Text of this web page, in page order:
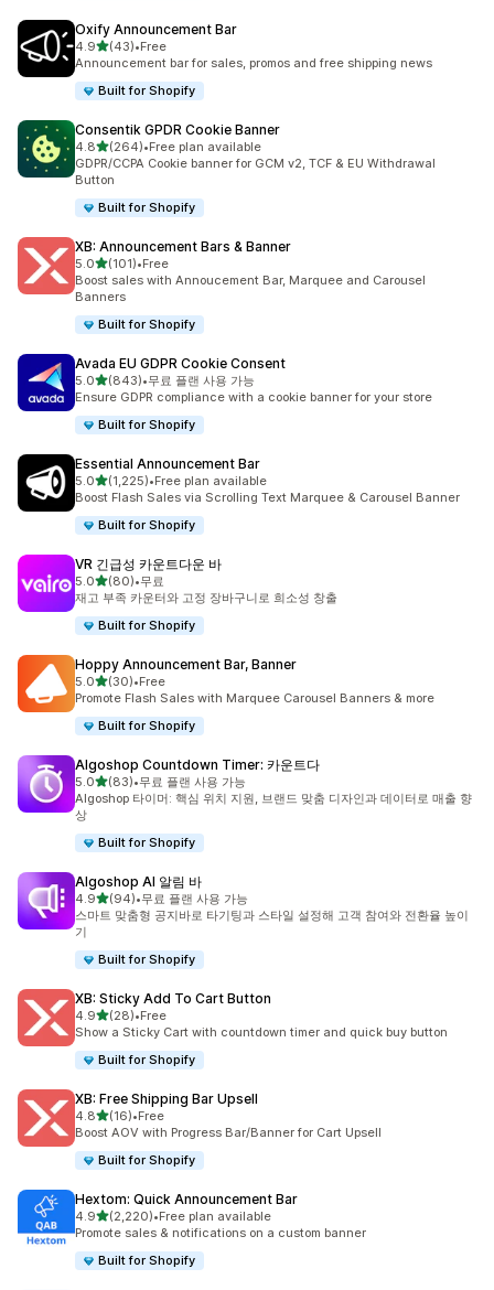
Oxify Announcement Bar
4.9별 5개 중
(43)
총 리뷰 43개
•Free
Announcement bar for sales, promos and free shipping news
Built for Shopify
Consentik GPDR Cookie Banner
4.8별 5개 중
(264)
총 리뷰 264개
•Free plan available
GDPR/CCPA Cookie banner for GCM v2, TCF & EU Withdrawal
Button
Built for Shopify
XB: Announcement Bars & Banner
5.0별 5개 중
(101)
총 리뷰 101개
•Free
Boost sales with Annoucement Bar, Marquee and Carousel
Banners
Built for Shopify
Avada EU GDPR Cookie Consent
5.0별 5개 중
(843)
총 리뷰 843개
•무료 플랜 사용 가능
Ensure GDPR compliance with a cookie banner for your store
Built for Shopify
Essential Announcement Bar
5.0별 5개 중
(1,225)
총 리뷰 1225개
•Free plan available
Boost Flash Sales via Scrolling Text Marquee & Carousel Banner
Built for Shopify
VR 긴급성 카운트다운 바
5.0별 5개 중
(80)
총 리뷰 80개
•무료
재고 부족 카운터와 고정 장바구니로 희소성 창출
Built for Shopify
Hoppy Announcement Bar, Banner
5.0별 5개 중
(30)
총 리뷰 30개
•Free
Promote Flash Sales with Marquee Carousel Banners & more
Built for Shopify
Algoshop Countdown Timer: 카운트다
5.0별 5개 중
(83)
총 리뷰 83개
•무료 플랜 사용 가능
Algoshop 타이머: 핵심 위치 지원, 브랜드 맞춤 디자인과 데이터로 매출 향
상
Built for Shopify
Algoshop AI 알림 바
4.9별 5개 중
(94)
총 리뷰 94개
•무료 플랜 사용 가능
스마트 맞춤형 공지바로 타기팅과 스타일 설정해 고객 참여와 전환율 높이
기
Built for Shopify
XB: Sticky Add To Cart Button
4.9별 5개 중
(28)
총 리뷰 28개
•Free
Show a Sticky Cart with countdown timer and quick buy button
Built for Shopify
XB: Free Shipping Bar Upsell
4.8별 5개 중
(16)
총 리뷰 16개
•Free
Boost AOV with Progress Bar/Banner for Cart Upsell
Built for Shopify
Hextom: Quick Announcement Bar
4.9별 5개 중
(2,220)
총 리뷰 2220개
•Free plan available
Promote sales & notifications on a custom banner
Built for Shopify